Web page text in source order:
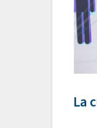
La